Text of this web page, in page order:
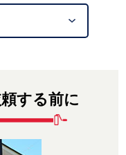
する前に